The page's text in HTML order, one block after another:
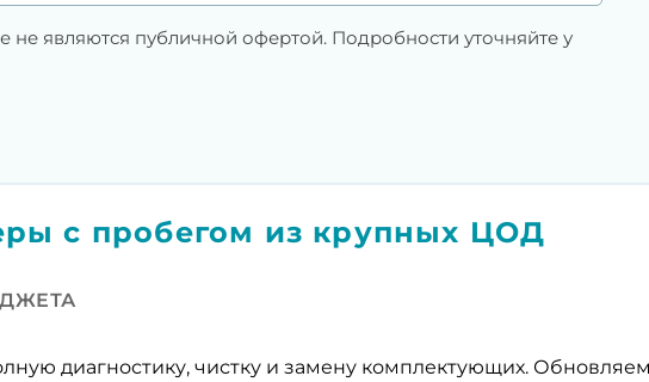
не являются публичной офертой. Подробности уточняйте у
с пробегом из крупных ЦОД
диагностику, чистку и замену комплектующих.